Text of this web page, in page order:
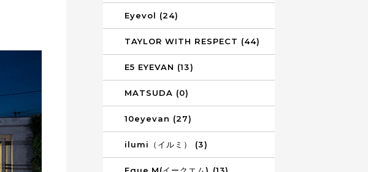
Eyevol (24)
TAYLOR WITH RESPECT (44)
E5 EYEVAN (13)
MATSUDA (0)
10eyevan (27)
ilumi（イルミ） (3)